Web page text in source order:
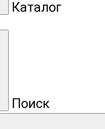
Каталог
Поиск